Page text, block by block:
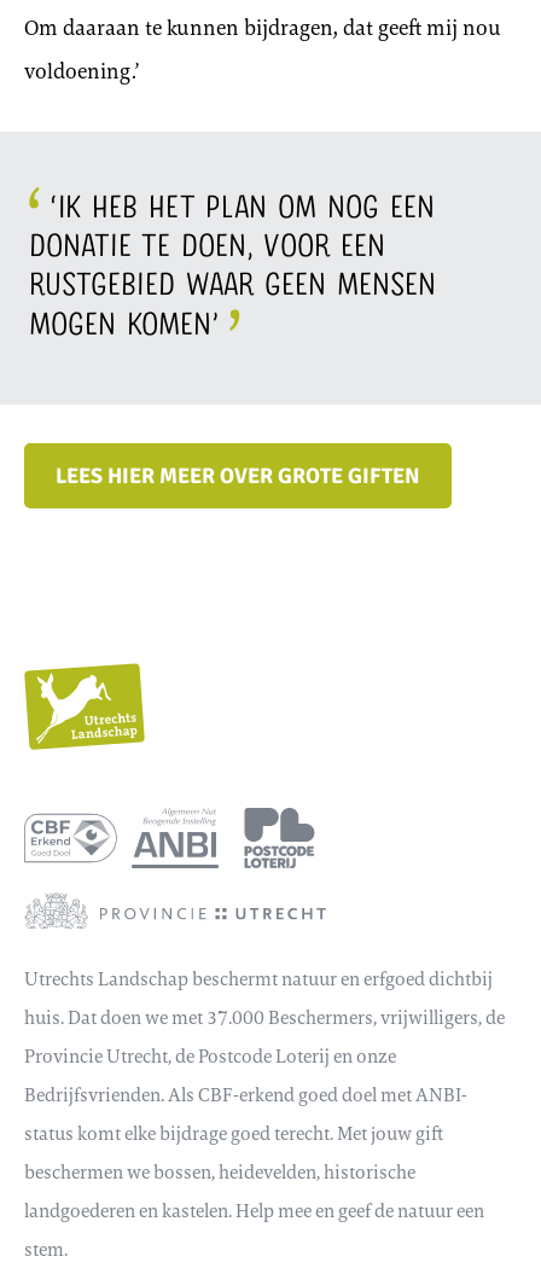
Om daaraan te kunnen bijdragen, dat geeft mij nou
voldoening.’
‘Ik heb het plan om nog een
donatie te doen, voor een
rustgebied waar geen mensen
mogen komen’
LEES HIER MEER OVER GROTE GIFTEN
Utrechts Landschap beschermt natuur en erfgoed dichtbij
huis. Dat doen we met 37.000 Beschermers, vrijwilligers, de
Provincie Utrecht, de Postcode Loterij en onze
Bedrijfsvrienden. Als CBF-erkend goed doel met ANBI-
status komt elke bijdrage goed terecht. Met jouw gift
beschermen we bossen, heidevelden, historische
landgoederen en kastelen. Help mee en geef de natuur een
stem.